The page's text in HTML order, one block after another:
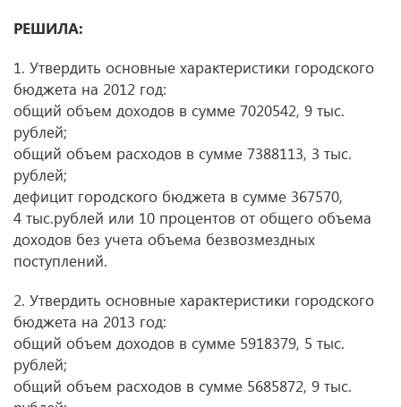
РЕШИЛА:
1. Утвердить основные характеристики городского
бюджета на 2012 год:
общий объем доходов в сумме 7020542, 9 тыс.
рублей;
общий объем расходов в сумме 7388113, 3 тыс.
рублей;
дефицит городского бюджета в сумме 367570,
4 тыс.рублей или 10 процентов от общего объема
доходов без учета объема безвозмездных
поступлений.
2. Утвердить основные характеристики городского
бюджета на 2013 год:
общий объем доходов в сумме 5918379, 5 тыс.
рублей;
общий объем расходов в сумме 5685872, 9 тыс.